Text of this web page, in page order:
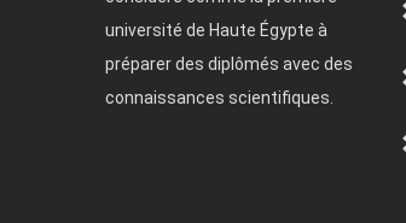
université de Haute Égypte à
préparer des diplômés avec des
connaissances scientifiques.